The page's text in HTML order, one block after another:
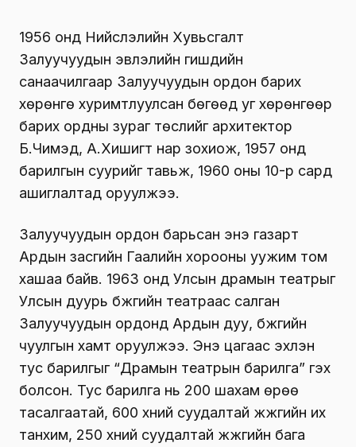
1956 онд Нийслэлийн Хувьсгалт
Залуучуудын эвлэлийн гишүүдийн
санаачилгаар Залуучуудын ордон барих
хөрөнгө хуримтлуулсан бөгөөд уг хөрөнгөөр
барих ордны зураг төслийг архитектор
Б.Чимэд, А.Хишигт нар зохиож, 1957 онд
барилгын суурийг тавьж, 1960 оны 10-р сард
ашиглалтад оруулжээ.
Залуучуудын ордон барьсан энэ газарт
Ардын засгийн Гаалийн хорооны уужим том
хашаа байв. 1963 онд Улсын драмын театрыг
Улсын дуурь бүжгийн театраас салган
Залуучуудын ордонд Ардын дуу, бүжгийн
чуулгын хамт оруулжээ. Энэ цагаас эхлэн
тус барилгыг “Драмын театрын барилга” гэх
болсон. Тус барилга нь 200 шахам өрөө
тасалгаатай, 600 хүний суудалтай жүжгийн их
танхим, 250 хүний суудалтай жүжгийн бага